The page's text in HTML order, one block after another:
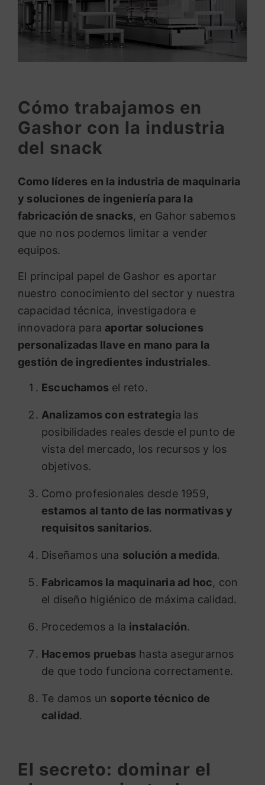
Cómo trabajamos en
Gashor con la industria
del snack
Como líderes en la industria de maquinaria
y soluciones de ingeniería para la
fabricación de snacks, en Gahor sabemos
que no nos podemos limitar a vender
equipos.
El principal papel de Gashor es aportar
nuestro conocimiento del sector y nuestra
capacidad técnica, investigadora e
innovadora para aportar soluciones
personalizadas llave en mano para la
gestión de ingredientes industriales.
Escuchamos el reto.
Analizamos con estrategia las
posibilidades reales desde el punto de
vista del mercado, los recursos y los
objetivos.
Como profesionales desde 1959,
estamos al tanto de las normativas y
requisitos sanitarios.
Diseñamos una solución a medida.
Fabricamos la maquinaria ad hoc, con
el diseño higiénico de máxima calidad.
Procedemos a la instalación.
Hacemos pruebas hasta asegurarnos
de que todo funciona correctamente.
Te damos un soporte técnico de
calidad.
El secreto: dominar el